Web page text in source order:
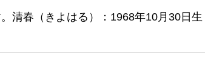
清春（きよはる）：1968年10月30日生